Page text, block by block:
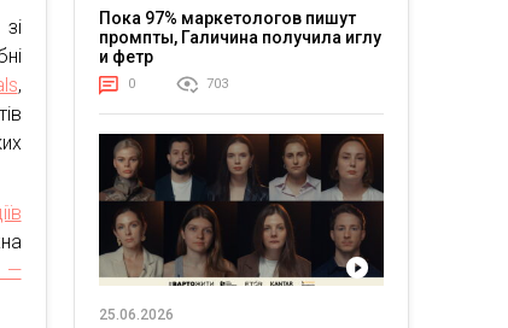
,
—
Пока 97% маркетологов пишут
промпты, Галичина получила иглу
и фетр
0 703
25.06.2026